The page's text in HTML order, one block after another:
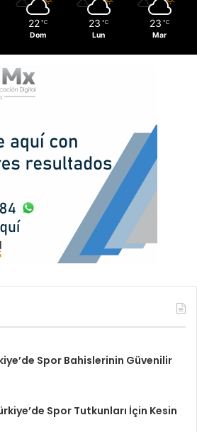
22 ℃
Dom
23 ℃
Lun
23 ℃
Mar
Spor Bahislerinin Güvenilir
Spor Tutkunları İçin Kesin